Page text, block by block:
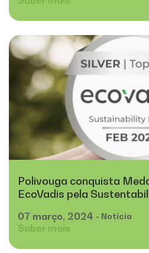
Polivouga conquista
EcoVadis pela
07 março, 2024 - Notícia
Saber mais